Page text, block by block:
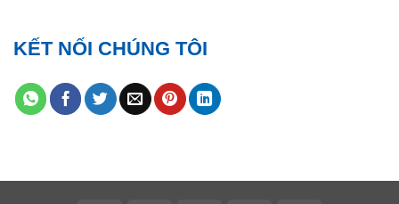
KẾT NỐI CHÚNG TÔI